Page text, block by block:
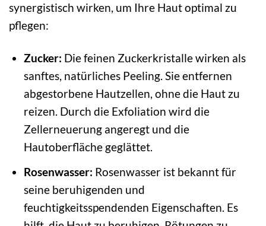
synergistisch wirken, um Ihre Haut optimal zu
pflegen:
Zucker: Die feinen Zuckerkristalle wirken als
sanftes, natürliches Peeling. Sie entfernen
abgestorbene Hautzellen, ohne die Haut zu
reizen. Durch die Exfoliation wird die
Zellerneuerung angeregt und die
Hautoberfläche geglättet.
Rosenwasser: Rosenwasser ist bekannt für
seine beruhigenden und
feuchtigkeitsspendenden Eigenschaften. Es